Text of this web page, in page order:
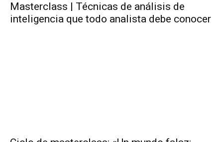
Masterclass | Técnicas de análisis de
inteligencia que todo analista debe conocer